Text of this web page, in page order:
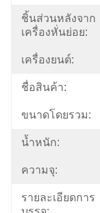
ชิ้นส่วนหลังจาก
เครื่องหั่นย่อย:
เครื่องยนต์:
ชื่อสินค้า:
ขนาดโดยรวม:
น้ำหนัก:
ความจุ:
รายละเอียดการ